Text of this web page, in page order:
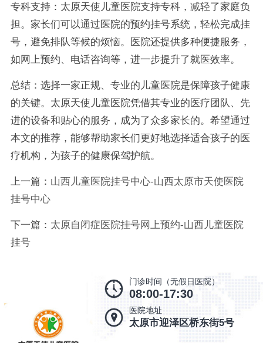
专科支持：太原天使儿童医院支持专科，减轻了家庭负
担。家长们可以通过医院的预约挂号系统，轻松完成挂
号，避免排队等候的烦恼。医院还提供多种便捷服务，
如网上预约、电话咨询等，进一步提升了就医效率。
总结：选择一家正规、专业的儿童医院是保障孩子健康
的关键。太原天使儿童医院凭借其专业的医疗团队、先
进的设备和贴心的服务，成为了众多家长的。希望通过
本文的推荐，能够帮助家长们更好地选择适合孩子的医
疗机构，为孩子的健康保驾护航。
上一篇： 山西儿童医院挂号中心-山西太原市天使医院
挂号中心
下一篇： 太原自闭症医院挂号网上预约-山西儿童医院
挂号
门诊时间（无假日医院）
08:00-17:30
医院地址
太原市迎泽区桥东街5号